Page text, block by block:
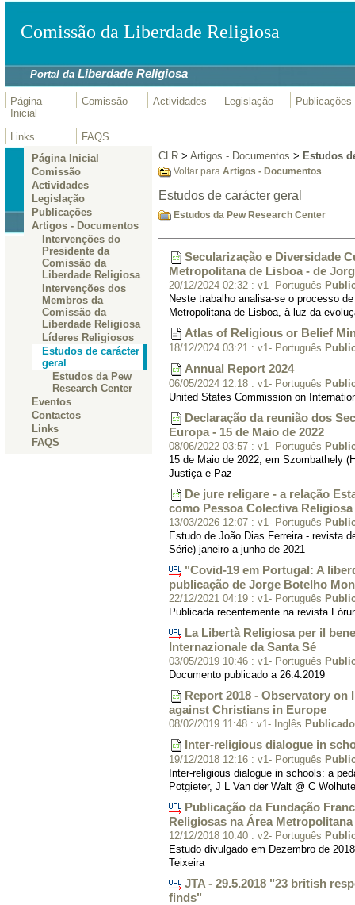
Comissão da Liberdade Religiosa
Portal daLiberdade Religiosa
Página
Inicial
Comissão Actividades Legislação Publicações
Links
FAQS
Página Inicial
Comissão
Actividades
Legislação
Publicações
Artigos - Documentos
Intervenções do
Presidente da
Comissão da
Liberdade Religiosa
Intervenções dos
Membros da
Comissão da
Liberdade Religiosa
Líderes Religiosos
Estudos de carácter
geral
Estudos da Pew
Research Center
Eventos
Contactos
Links
FAQS
CLR> Artigos - Documentos > Estudos
Voltar para Artigos - Documentos
Estudos de carácter geral
Estudos da Pew Research Center
Secularização e Diversidade
Metropolitana de Lisboa - de
20/12/2024 02:32 :v1- Português
Neste trabalho analisa-se o processo
Metropolitana de Lisboa, à luz da
Atlas of Religious or Belief
18/12/2024 03:21 :v1- Português
Annual Report 2024
06/05/2024 12:18 :v1- Português
United States Commission on
Declaração da reunião dos
Europa - 15 de Maio de 2022
08/06/2022 03:57 :v1- Português
15 de Maio de 2022, em Szombathely
Justiça e Paz
De jure religare - a relação
como Pessoa Colectiva
13/03/2026 12:07 :v1- Português
Estudo de João Dias Ferreira - revista
Série) janeiro a junho de 2021
"Covid-19 em Portugal: A
publicação de Jorge Botelho
22/12/2021 04:19 :v1- Português
Publicada recentemente na revista
La Libertà Religiosa per il
Internazionale da Santa Sé
03/05/2019 10:46 :v1- Português
Documento publicado a 26.4.2019
Report 2018 - Observatory
against Christians in Europe
08/02/2019 11:48 :v1- Inglês Publicado
Inter-religious dialogue in
19/12/2018 12:16 :v1- Português
Inter-religious dialogue in schools: a
Potgieter, J L Van der Walt @ C
Publicação da Fundação
Religiosas na Área
12/12/2018 10:40 :v2- Português
Estudo divulgado em Dezembro de
Teixeira
JTA - 29.5.2018 "23 british
finds"